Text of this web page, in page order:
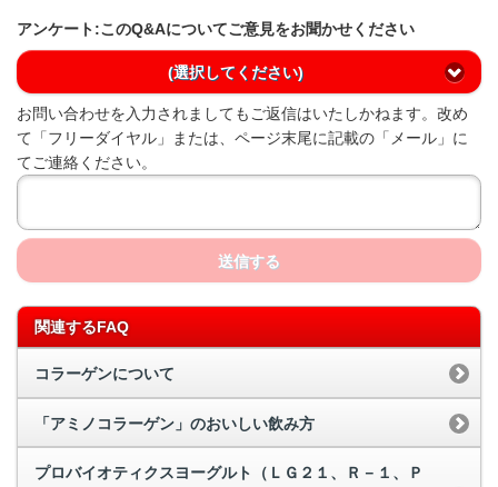
アンケート:このQ&Aについてご意見をお聞かせください
(選択してください)
お問い合わせを入力されましてもご返信はいたしかねます。改め
て「フリーダイヤル」または、ページ末尾に記載の「メール」に
てご連絡ください。
送信する
関連するFAQ
コラーゲンについて
「アミノコラーゲン」のおいしい飲み方
プロバイオティクスヨーグルト（ＬＧ２１、Ｒ－１、Ｐ